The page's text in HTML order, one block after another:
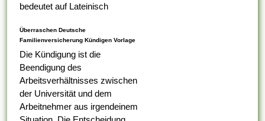
bedeutet auf Lateinisch
Tabelle darauf ist,...
Überraschen Deutsche
Familienversicherung Kündigen Vorlage
Die Kündigung ist die
Beendigung des
Arbeitsverhältnisses zwischen
der Universität und dem
Arbeitnehmer aus irgendeinem